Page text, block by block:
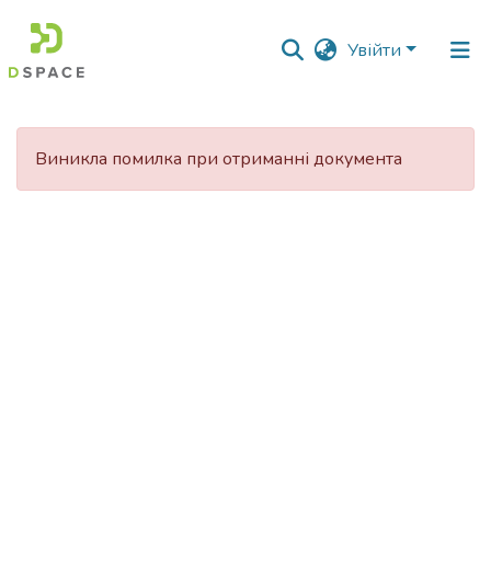
Увійти
Фонди
Виникла помилка при отриманні документа